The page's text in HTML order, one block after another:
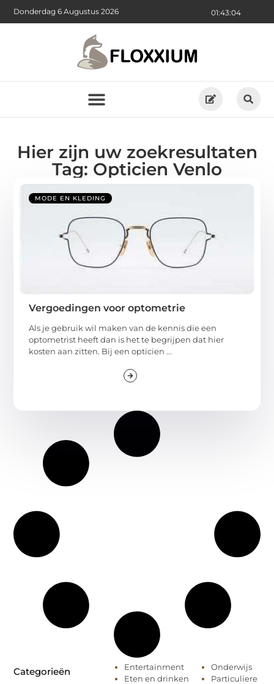
01:43:05
Donderdag 6 Augustus 2026
Hier zijn uw zoekresultaten
Tag: Opticien Venlo
MODE EN KLEDING
Vergoedingen voor optometrie
Als je gebruik wil maken van de kennis die een
optometrist heeft dan is het te begrijpen dat hier
kosten aan zitten. Bij een opticien ...
Categorieën
Entertainment
Eten en drinken
Onderwijs
Particuliere